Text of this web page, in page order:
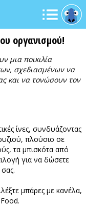
οργανισμού!
μια ποικιλία
σχεδιασμένων να
και να τονώσουν τον
ίνες, συνδυάζοντας
πλούσιο σε
τα μπισκότα από
για να δώσετε
μπάρες με κανέλα,